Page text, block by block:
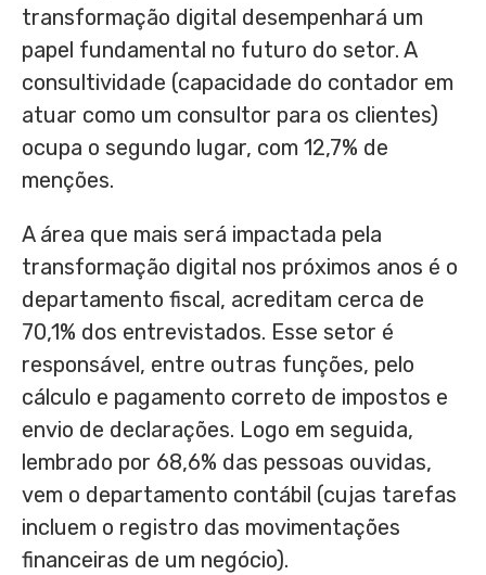
transformação digital desempenhará um
papel fundamental no futuro do setor. A
consultividade (capacidade do contador em
atuar como um consultor para os clientes)
ocupa o segundo lugar, com 12,7% de
menções.
A área que mais será impactada pela
transformação digital nos próximos anos é o
departamento fiscal, acreditam cerca de
70,1% dos entrevistados. Esse setor é
responsável, entre outras funções, pelo
cálculo e pagamento correto de impostos e
envio de declarações. Logo em seguida,
lembrado por 68,6% das pessoas ouvidas,
vem o departamento contábil (cujas tarefas
incluem o registro das movimentações
financeiras de um negócio).